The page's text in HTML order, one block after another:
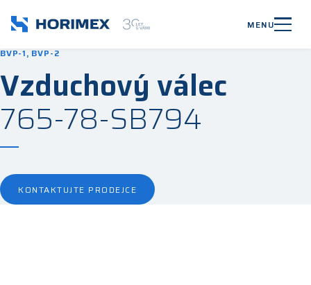
MENU
BVP-1, BVP-2
Vzduchový válec
765-78-SB794
KONTAKTUJTE PRODEJCE